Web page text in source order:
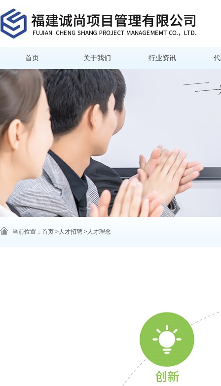
首页 关于我们 行业资讯
当前位置：首页 >人才招聘 >人才理念